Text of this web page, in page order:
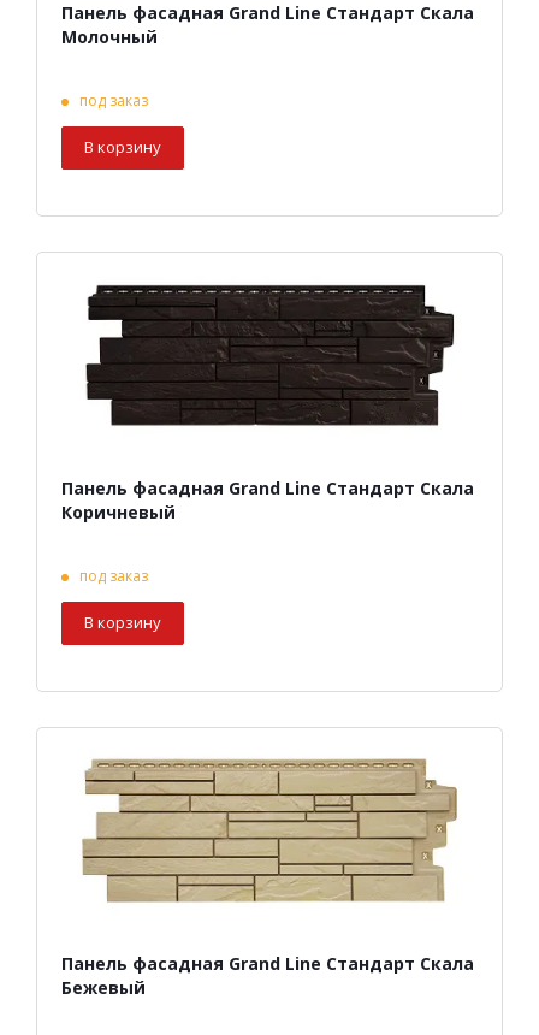
Панель фасадная Grand Line Стандарт Скала
Молочный
под заказ
В корзину
Панель фасадная Grand Line Стандарт Скала
Коричневый
под заказ
В корзину
Панель фасадная Grand Line Стандарт Скала
Бежевый